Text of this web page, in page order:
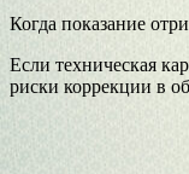
Когда показание
Если техническая
риски коррекции в